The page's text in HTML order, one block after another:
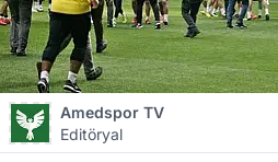
Amedspor TV
Editöryal